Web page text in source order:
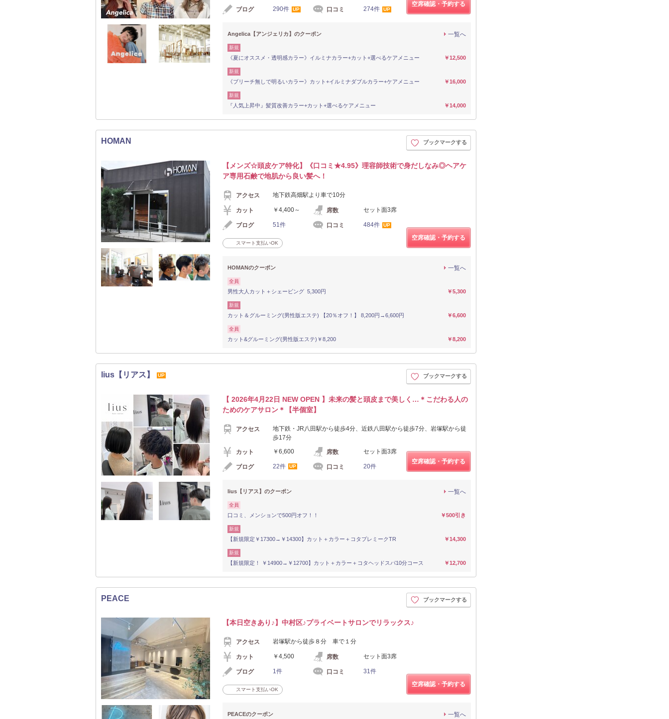
ブログ 290件 UP 口コミ 274件 UP
空席確認・予約する
Angelica【アンジェリカ】のクーポン 一覧へ
新規
《夏にオススメ・透明感カラー》イルミナカラー+カット+選べるケアメニュー ￥12,500
新規
《ブリーチ無しで明るいカラー》カット+イルミナダブルカラー+ケアメニュー ￥16,000
新規
『人気上昇中』髪質改善カラー+カット+選べるケアメニュー ￥14,000
HOMAN ブックマークする
【メンズ☆頭皮ケア特化】《口コミ★4.95》理容師技術で身だしなみ◎ヘアケ
ア専用石鹸で地肌から良い髪へ！
アクセス 地下鉄高畑駅より車で10分
カット ￥4,400～ 席数 セット面3席
ブログ 51件 口コミ 484件 UP
スマート支払いOK
空席確認・予約する
HOMANのクーポン 一覧へ
全員
男性大人カット＋シェービング 5,300円 ￥5,300
新規
カット＆グルーミング(男性版エステ) 【20％オフ！】 8,200円→6,600円 ￥6,600
全員
カット&グルーミング(男性版エステ)￥8,200 ￥8,200
lius【リアス】 UP ブックマークする
【 2026年4月22日 NEW OPEN 】未来の髪と頭皮まで美しく…＊こだわる人の
ためのケアサロン＊【半個室】
アクセス
地下鉄・JR八田駅から徒歩4分、近鉄八田駅から徒歩7分、岩塚駅から徒
歩17分
カット ￥6,600 席数 セット面3席
ブログ 22件 UP 口コミ 20件
空席確認・予約する
lius【リアス】のクーポン 一覧へ
全員
口コミ、メンションで500円オフ！！ ￥500引き
新規
【新規限定￥17300→￥14300】カット＋カラー＋コタプレミークTR ￥14,300
新規
【新規限定！ ￥14900→￥12700】カット＋カラー＋コタヘッドスパ10分コース ￥12,700
PEACE ブックマークする
【本日空きあり♪】中村区♪プライベートサロンでリラックス♪
アクセス 岩塚駅から徒歩８分 車で１分
カット ￥4,500 席数 セット面3席
ブログ 1件 口コミ 31件
スマート支払いOK
空席確認・予約する
PEACEのクーポン 一覧へ